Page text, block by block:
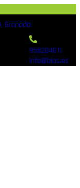
Granada
958204011
info@bios.es